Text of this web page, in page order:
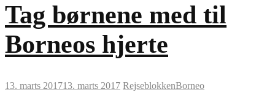
Tag børnene med til
Borneos hjerte
13. marts 201713. marts 2017 RejseblokkenBorneo